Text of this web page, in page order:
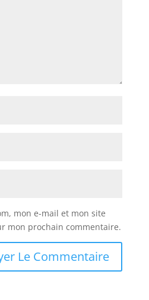
mon e-mail et mon site
mon prochain commentaire.